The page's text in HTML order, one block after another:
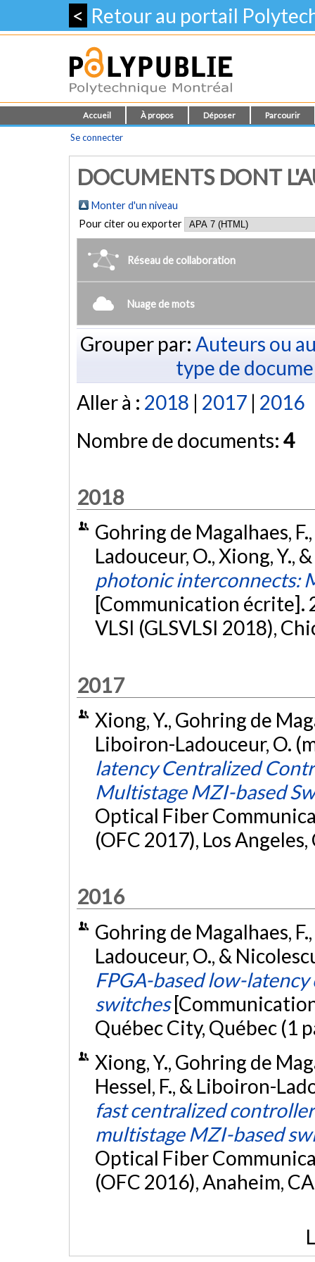
< Retour au portail
Accueil À propos Déposer Parcourir
Se connecter
DOCUMENTS DONT
Monter d'un niveau
Pour citer ou exporter
Réseau de collaboration
Nuage de mots
Grouper par: Auteurs ou
type de
Aller à : 2018 | 2017 | 2016
Nombre de documents: 4
2018
Gohring de Magalhaes,
Ladouceur, O., Xiong, Y.,
photonic interconnects:
[Communication écrite].
VLSI (GLSVLSI 2018),
2017
Xiong, Y., Gohring de
Liboiron-Ladouceur, O.
latency Centralized
Multistage MZI-based
Optical Fiber
(OFC 2017), Los
2016
Gohring de Magalhaes,
Ladouceur, O., &
FPGA-based low-
switches
Québec City, Québec (1
Xiong, Y., Gohring de
Hessel, F., & Liboiron-
fast centralized
multistage MZI-based
Optical Fiber
(OFC 2016), Anaheim,